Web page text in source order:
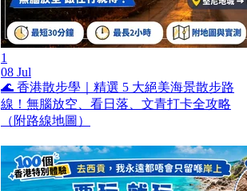
1
08 Jul
🌊 香港散步學｜精選 5 大絕美海景散步路
線！無腦放空、看日落、文青打卡全攻略
（附路線地圖）